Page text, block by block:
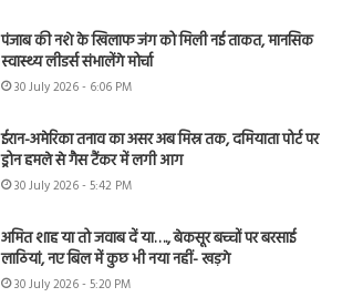
पंजाब की नशे के खिलाफ जंग को मिली नई ताकत, मानसिक
स्वास्थ्य लीडर्स संभालेंगे मोर्चा
30 July 2026 - 6:06 PM
ईरान-अमेरिका तनाव का असर अब मिस्र तक, दमियाता पोर्ट पर
ड्रोन हमले से गैस टैंकर में लगी आग
30 July 2026 - 5:42 PM
अमित शाह या तो जवाब दें या…., बेकसूर बच्चों पर बरसाई
लाठियां, नए बिल में कुछ भी नया नहीं- खड़गे
30 July 2026 - 5:20 PM